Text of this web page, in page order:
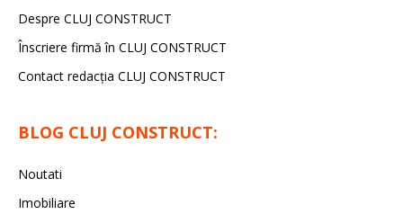
Despre CLUJ CONSTRUCT
Înscriere firmă în CLUJ CONSTRUCT
Contact redacția CLUJ CONSTRUCT
BLOG CLUJ CONSTRUCT:
Noutati
Imobiliare